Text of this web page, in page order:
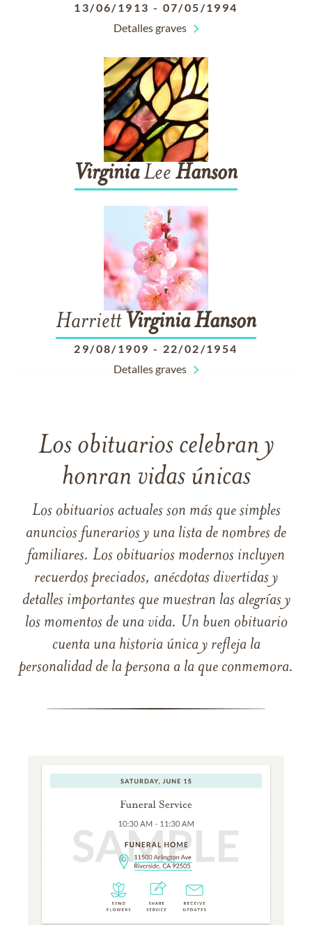
13/06/1913 - 07/05/1994
Detalles graves
VirginiaLee Hanson
Harriett VirginiaHanson
29/08/1909 - 22/02/1954
Detalles graves
Los obituarios celebran y
honran vidas únicas
Los obituarios actuales son más que simples
anuncios funerarios y una lista de nombres de
familiares. Los obituarios modernos incluyen
recuerdos preciados, anécdotas divertidas y
detalles importantes que muestran las alegrías y
los momentos de una vida. Un buen obituario
cuenta una historia única y refleja la
personalidad de la persona a la que conmemora.